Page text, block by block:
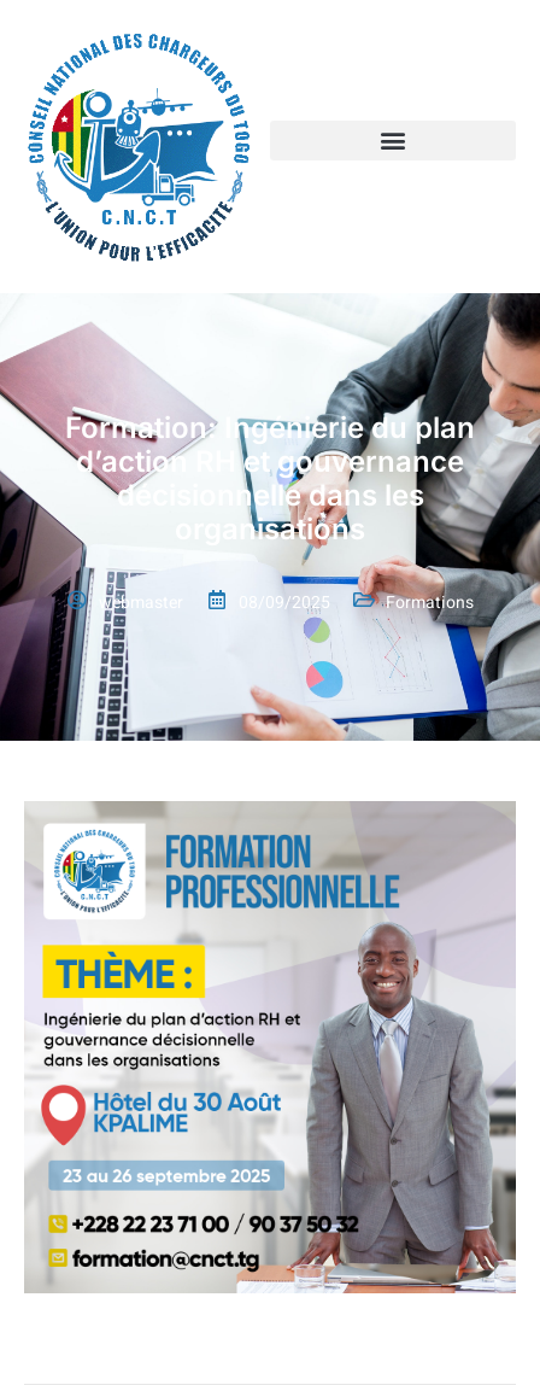
Formation: Ingénierie du plan
d’action RH et gouvernance
décisionnelle dans les
organisations
webmaster 08/09/2025 Formations